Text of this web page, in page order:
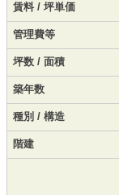
賃料 / 坪単価
管理費等
坪数 / 面積
築年数
種別 / 構造
階建